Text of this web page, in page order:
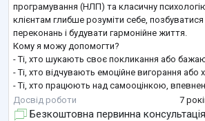
програмування (НЛП) та класичну
клієнтам глибше розуміти себе,
переконань і будувати гармонійне життя.
Кому я можу допомогти?
- Ті, хто шукають своє покликання або
- Ті, хто відчувають емоційне вигорання або
- Ті, хто працюють над самооцінкою,
межами
- Керівники та підприємці, які хочуть
Досвід роботи 7
Безкоштовна первинна консультація